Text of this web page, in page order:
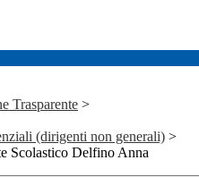
Trasparente >
(dirigenti non generali) >
Scolastico Delfino Anna